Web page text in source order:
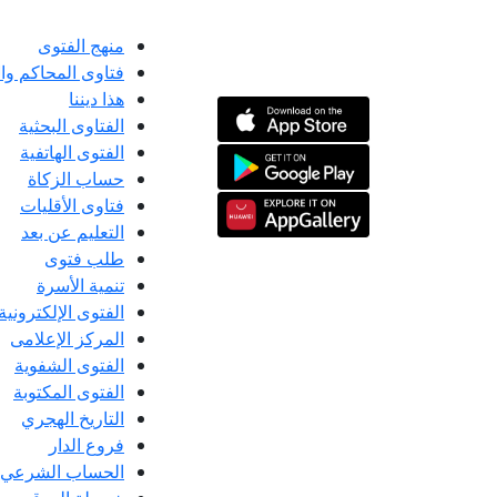
منهج الفتوى
فتاوى المحاكم
هذا ديننا
الفتاوى البحثية
الفتوى الهاتفية
حساب الزكاة
فتاوى الأقليات
التعليم عن بعد
طلب فتوى
تنمية الأسرة
الفتوى الإلكترونية
المركز الإعلامى
الفتوى الشفوية
الفتوى المكتوبة
التاريخ الهجري
فروع الدار
الحساب الشرعي